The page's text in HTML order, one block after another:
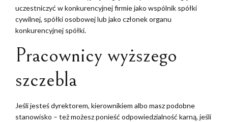
uczestniczyć w konkurencyjnej firmie jako wspólnik spółki
cywilnej, spółki osobowej lub jako członek organu
konkurencyjnej spółki.
Pracownicy wyższego
szczebla
Jeśli jesteś dyrektorem, kierownikiem albo masz podobne
stanowisko – też możesz ponieść odpowiedzialność karną, jeśli